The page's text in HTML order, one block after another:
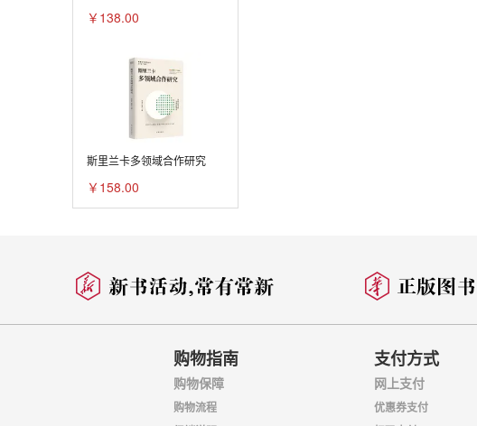
￥138.00
斯里兰卡多领域合作研究
￥158.00
购物指南
购物保障
购物流程
支付方式
网上支付
优惠券支付